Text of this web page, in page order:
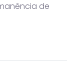
de